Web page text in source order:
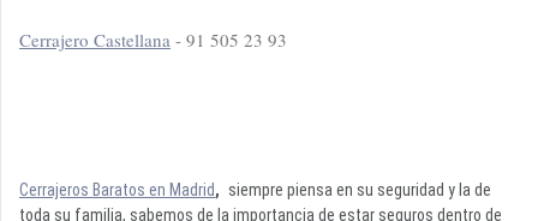
Cerrajero Castellana - 91 505 23 93
Cerrajeros Baratos en Madrid, siempre piensa en su seguridad y la de
toda su familia, sabemos de la importancia de estar seguros dentro de